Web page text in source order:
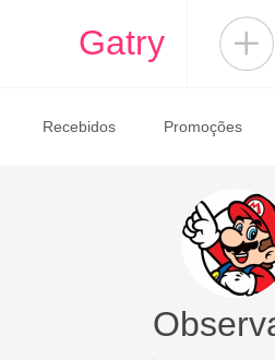
Gatry
Recebidos Promoções